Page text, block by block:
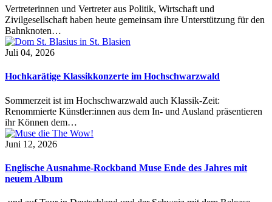
Vertreterinnen und Vertreter aus Politik, Wirtschaft und
Zivilgesellschaft haben heute gemeinsam ihre Unterstützung für den
Bahnknoten…
Juli 04, 2026
Hochkarätige Klassikkonzerte im Hochschwarzwald
Sommerzeit ist im Hochschwarzwald auch Klassik-Zeit:
Renommierte Künstler:innen aus dem In- und Ausland präsentieren
ihr Können dem…
Juni 12, 2026
Englische Ausnahme-Rockband Muse Ende des Jahres mit
neuem Album